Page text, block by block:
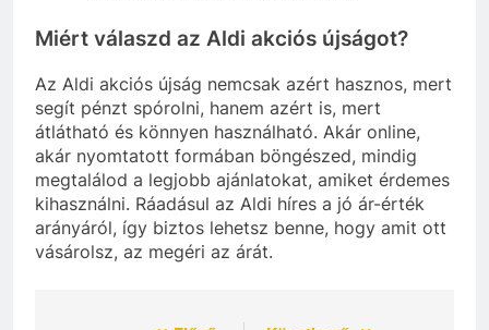
Miért válaszd az Aldi akciós újságot?
Az Aldi akciós újság nemcsak azért hasznos, mert
segít pénzt spórolni, hanem azért is, mert
átlátható és könnyen használható. Akár online,
akár nyomtatott formában böngészed, mindig
megtalálod a legjobb ajánlatokat, amiket érdemes
kihasználni. Ráadásul az Aldi híres a jó ár-érték
arányáról, így biztos lehetsz benne, hogy amit ott
vásárolsz, az megéri az árát.